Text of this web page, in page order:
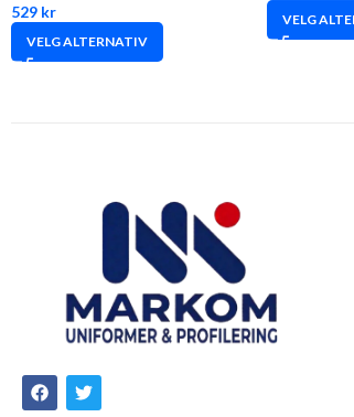
529 kr
VELG ALTERNATIV
VELG